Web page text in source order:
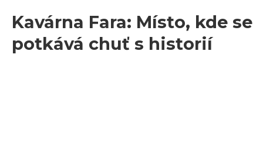
Kavárna Fara: Místo, kde se
potkává chuť s historií